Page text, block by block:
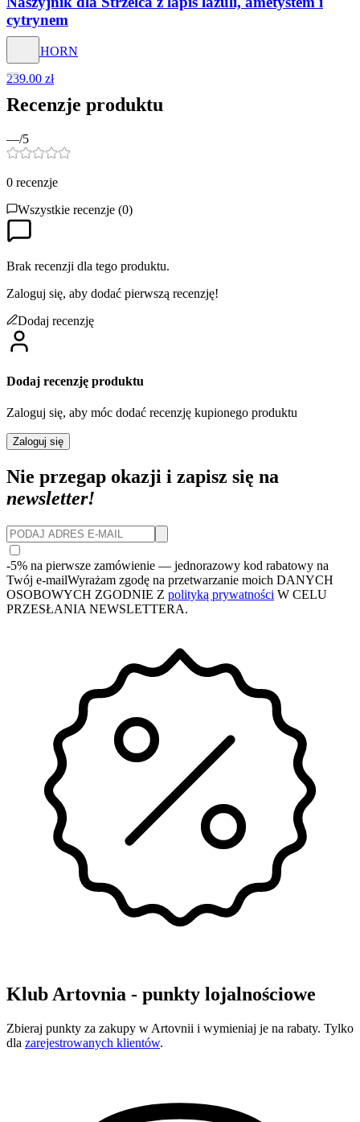
cytrynem
STAGHORN
239.00 zł
Recenzje produktu
—/5
0 recenzje
Wszystkie recenzje (0)
Brak recenzji dla tego produktu.
Zaloguj się, aby dodać pierwszą recenzję!
Dodaj recenzję
Dodaj recenzję produktu
Zaloguj się, aby móc dodać recenzję kupionego produktu
Zaloguj się
Nie przegap okazji i zapisz się na
newsletter!
-5% na pierwsze zamówienie — jednorazowy kod rabatowy na
Twój e-mailWyrażam zgodę na przetwarzanie moich DANYCH
OSOBOWYCH ZGODNIE Z polityką prywatności W CELU
PRZESŁANIA NEWSLETTERA.
Klub Artovnia - punkty lojalnościowe
Zbieraj punkty za zakupy w Artovnii i wymieniaj je na rabaty. Tylko
dla zarejestrowanych klientów.